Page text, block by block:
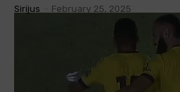
Sirijus February 25, 2025